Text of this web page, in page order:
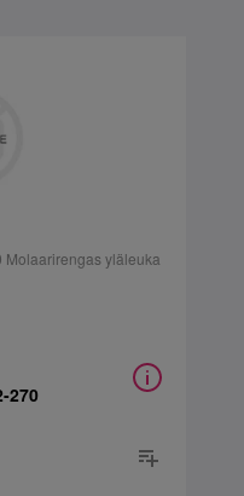
yläleuka
270